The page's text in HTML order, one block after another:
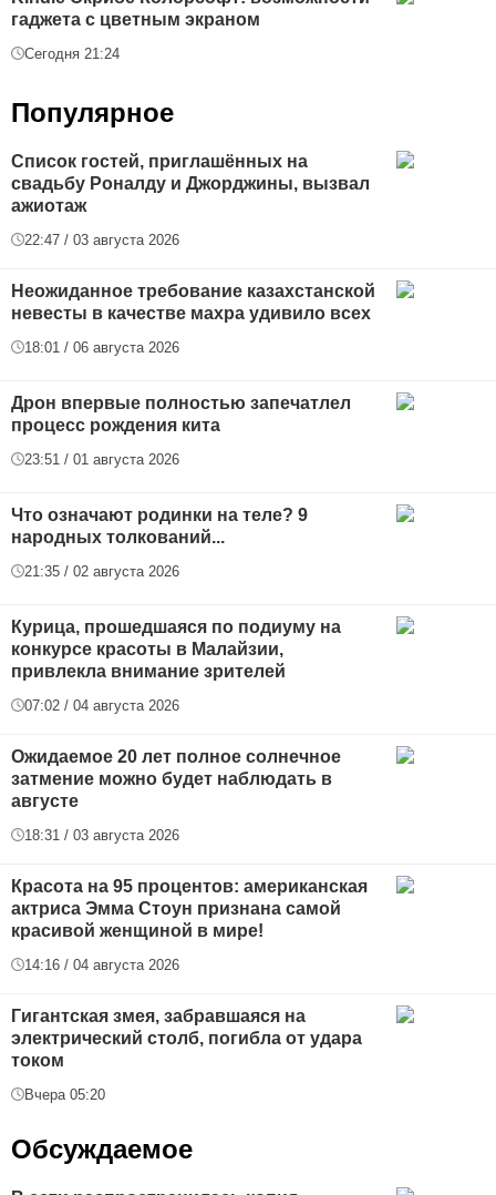
гаджета с цветным экраном
Сегодня 21:24
Популярное
Список гостей, приглашённых на
свадьбу Роналду и Джорджины, вызвал
ажиотаж
22:47 / 03 августа 2026
Неожиданное требование казахстанской
невесты в качестве махра удивило всех
18:01 / 06 августа 2026
Дрон впервые полностью запечатлел
процесс рождения кита
23:51 / 01 августа 2026
Что означают родинки на теле? 9
народных толкований...
21:35 / 02 августа 2026
Курица, прошедшаяся по подиуму на
конкурсе красоты в Малайзии,
привлекла внимание зрителей
07:02 / 04 августа 2026
Ожидаемое 20 лет полное солнечное
затмение можно будет наблюдать в
августе
18:31 / 03 августа 2026
Красота на 95 процентов: американская
актриса Эмма Стоун признана самой
красивой женщиной в мире!
14:16 / 04 августа 2026
Гигантская змея, забравшаяся на
электрический столб, погибла от удара
током
Вчера 05:20
Обсуждаемое